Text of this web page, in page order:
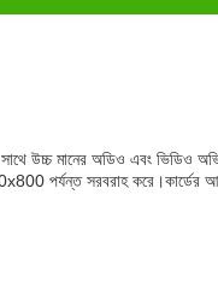
উচ্চ মানের অডিও এবং ভিডিও
পর্যন্ত সরবরাহ করে।কার্ডের